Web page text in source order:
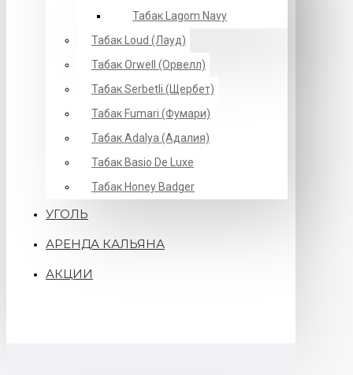
Табак Lagom Navy
Табак Loud (Лауд)
Табак Orwell (Орвелл)
Табак Serbetli (Щербет)
Табак Fumari (Фумари)
Табак Adalya (Адалия)
Табак Basio De Luxe
Табак Honey Badger
УГОЛЬ
АРЕНДА КАЛЬЯНА
АКЦИИ